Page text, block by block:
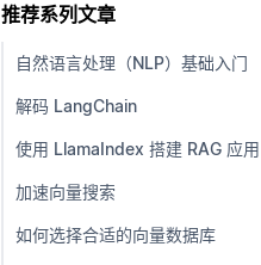
推荐系列文章
自然语言处理（NLP）基础入门
解码 LangChain
使用 LlamaIndex 搭建 RAG 应用
加速向量搜索
如何选择合适的向量数据库